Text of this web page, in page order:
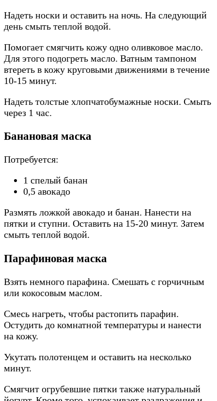
Надеть носки и оставить на ночь. На следующий
день смыть теплой водой.
Помогает смягчить кожу одно оливковое масло.
Для этого подогреть масло. Ватным тампоном
втереть в кожу круговыми движениями в течение
10-15 минут.
Надеть толстые хлопчатобумажные носки. Смыть
через 1 час.
Банановая маска
Потребуется:
1 спелый банан
0,5 авокадо
Размять ложкой авокадо и банан. Нанести на
пятки и ступни. Оставить на 15-20 минут. Затем
смыть теплой водой.
Парафиновая маска
Взять немного парафина. Смешать с горчичным
или кокосовым маслом.
Смесь нагреть, чтобы растопить парафин.
Остудить до комнатной температуры и нанести
на кожу.
Укутать полотенцем и оставить на несколько
минут.
Смягчит огрубевшие пятки также натуральный